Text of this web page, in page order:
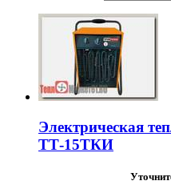
Электрическая
ТТ-15ТКИ